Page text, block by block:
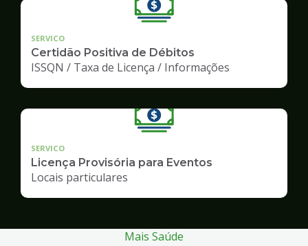
SERVICO
Certidão Positiva de Débitos
ISSQN / Taxa de Licença / Informações
SERVICO
Licença Provisória para Eventos
Locais particulares
Mais Saúde